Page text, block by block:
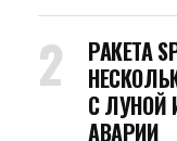
РАКЕТА
С ЛУНОЙ
АВАРИИ